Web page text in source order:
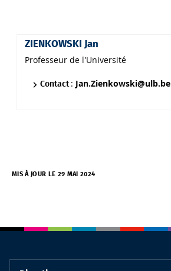
ZIENKOWSKI Jan
Professeur de l'Université
Contact : Jan.Zienkowski@ulb.be
MIS À JOUR LE 29 MAI 2024